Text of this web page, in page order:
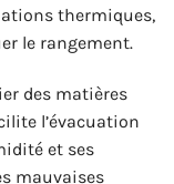
thermiques,
le rangement.
des matières
l’évacuation
et ses
mauvaises